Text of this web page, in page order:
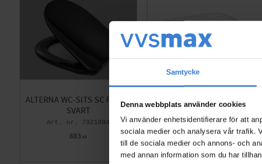
Samtycke
Denna webbplats använder cookies
Vi använder enhetsidentifierare för att
sociala medier och analysera vår trafik.
till de sociala medier och annons- och
med annan information som du har
ALTERNA WC-SITS SC POLAR
SVART
7921894
883 KR
Gem som favorit
Gustavberg Nordic mjukstän
gande hårdsits
7822020
1 104